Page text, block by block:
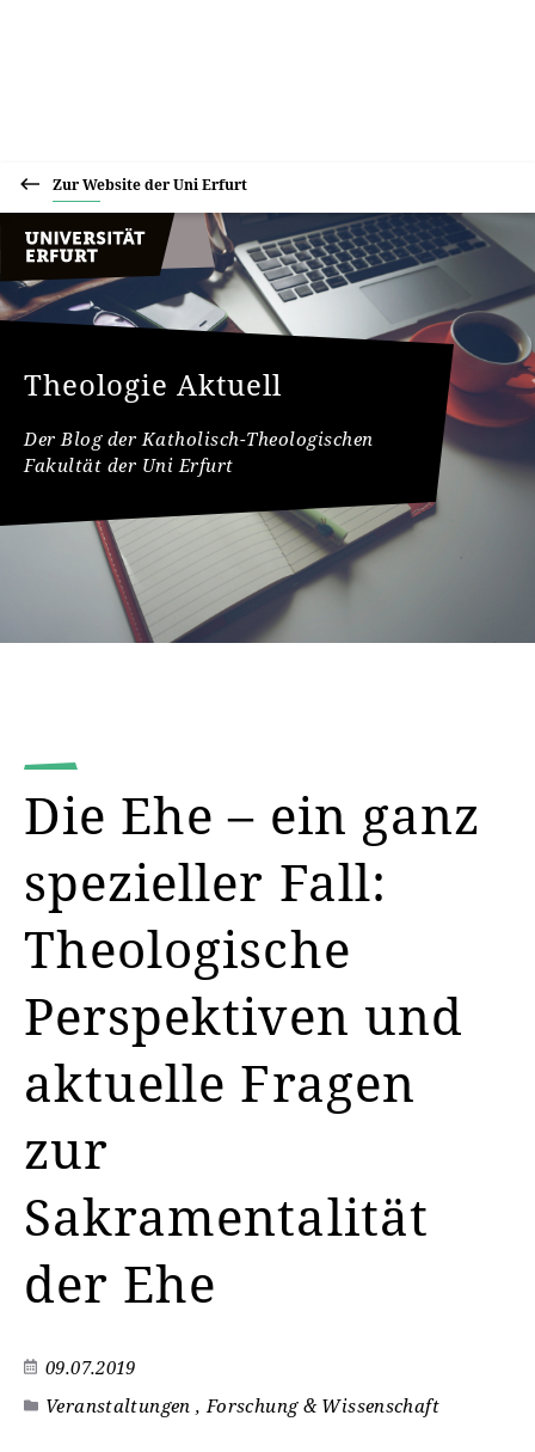
Zur Website der Uni Erfurt
Theologie Aktuell
Der Blog der Katholisch-Theologischen
Fakultät der Uni Erfurt
Die Ehe – ein ganz
spezieller Fall:
Theologische
Perspektiven und
aktuelle Fragen
zur
Sakramentalität
der Ehe
09.07.2019
Veranstaltungen , Forschung & Wissenschaft